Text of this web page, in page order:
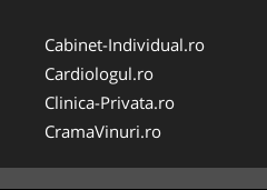
Cabinet-Individual.ro
Cardiologul.ro
Clinica-Privata.ro
CramaVinuri.ro